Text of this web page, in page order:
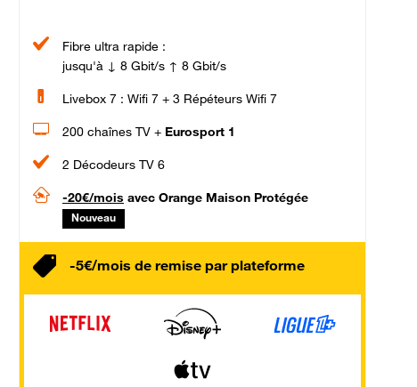
Fibre ultra rapide :
jusqu'à ↓ 8 Gbit/s ↑ 8 Gbit/s
Livebox 7 : Wifi 7 + 3 Répéteurs Wifi 7
200 chaînes TV + Eurosport 1
2 Décodeurs TV 6
-20€/mois avec Orange Maison Protégée
Nouveau
-5€/mois de remise par plateforme